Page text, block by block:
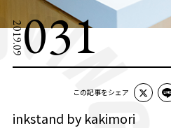
2019.09031
この記事をシェア
inkstand by kakimori